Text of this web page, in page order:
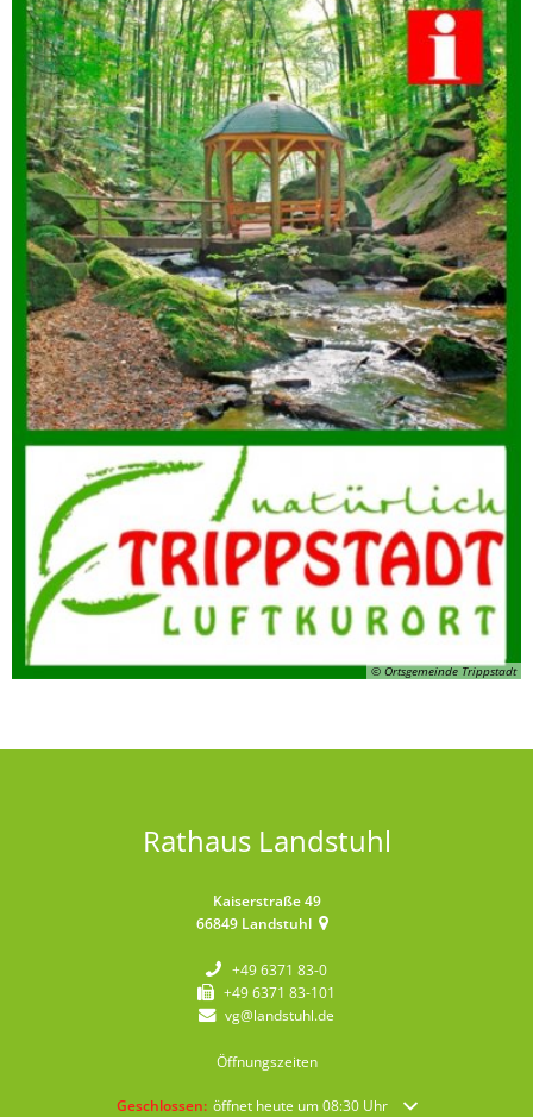
© Ortsgemeinde Trippstadt
Rathaus Landstuhl
Kaiserstraße 49
66849 Landstuhl
+49 6371 83-0
+49 6371 83-101
vg@landstuhl.de
Öffnungszeiten
Klicken, um weitere Öffnungs- oder Schließzeiten
Geschlossen: öffnet heute um 08:30 Uhr